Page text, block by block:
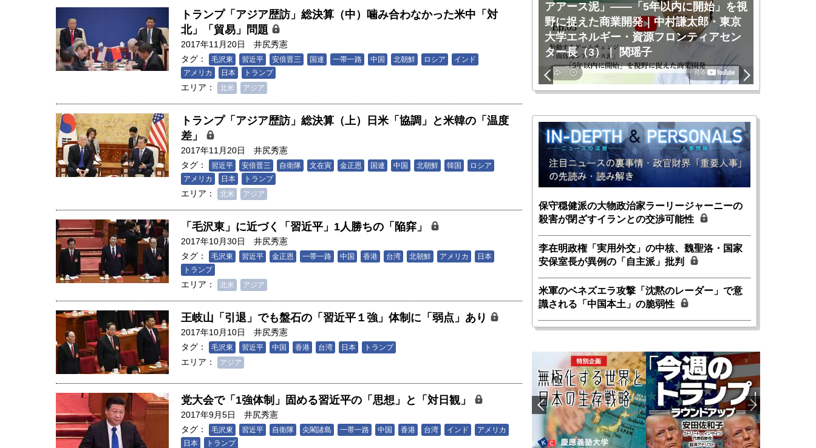
トランプ「アジア歴訪」総決算（中）噛み合わなかった米中「対
北」「貿易」問題
2017年11月20日
井尻秀憲
タグ：
毛沢東 習近平 安倍晋三 国連 一帯一路 中国 北朝鮮 ロシア
インド
アメリカ
日本 トランプ
エリア： 北米 アジア
トランプ「アジア歴訪」総決算（上）日米「協調」と米韓の「温度
差」
2017年11月20日
井尻秀憲
タグ：
習近平 安倍晋三 自衛隊 文在寅 金正恩 国連 中国 北朝鮮 韓国
ロシア
アメリカ
日本 トランプ
エリア： 北米 アジア
「毛沢東」に近づく「習近平」1人勝ちの「陥穽」
2017年10月30日
井尻秀憲
タグ：
毛沢東 習近平 金正恩 一帯一路 中国 香港 台湾 北朝鮮 アメリカ
日本
トランプ
エリア： 北米 アジア
王岐山「引退」でも盤石の「習近平１強」体制に「弱点」あり
2017年10月10日
井尻秀憲
タグ：
毛沢東 習近平 中国 香港 台湾 日本 トランプ
エリア： アジア
党大会で「1強体制」固める習近平の「思想」と「対日観」
2017年9月5日
井尻秀憲
タグ：
毛沢東 習近平 自衛隊 尖閣諸島 一帯一路 中国 香港 台湾 インド
アメリカ
日本
トランプ
人は「地上の太陽」を手にするか 核融
合発電の現在地――実現・普及後の「世
界像」｜江尻晶・東京大学大学院新領域
創成科学研究科教授（4）｜ 関瑶子
アアース泥」――日米欧豪による新たな
サプライチェーン｜中村謙太郎・東京大
ー長（4）｜ 関瑶子
アアース泥」――「5年以内に開始」を視
野に捉えた商業開発｜中村謙太郎・東京
大学エネルギー・資源フロンティアセン
ター長（3）｜ 関瑶子
保守穏健派の大物政治家ラーリージャーニーの
殺害が閉ざすイランとの交渉可能性
李在明政権「実用外交」の中核、魏聖洛・国家
安保室長が異例の「自主派」批判
米軍のベネズエラ攻撃「沈黙のレーダー」で意
識される「中国本土」の脆弱性